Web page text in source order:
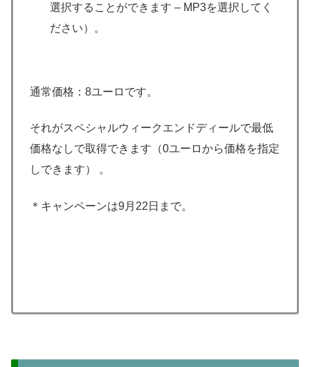
選択することができます – MP3を選択してく
ださい）。
通常価格：8ユーロです。
それがスペシャルウィークエンドディールで最低
価格なしで取得できます（0ユーロから価格を指定
しできます） 。
＊キャンペーンは9月22日まで。